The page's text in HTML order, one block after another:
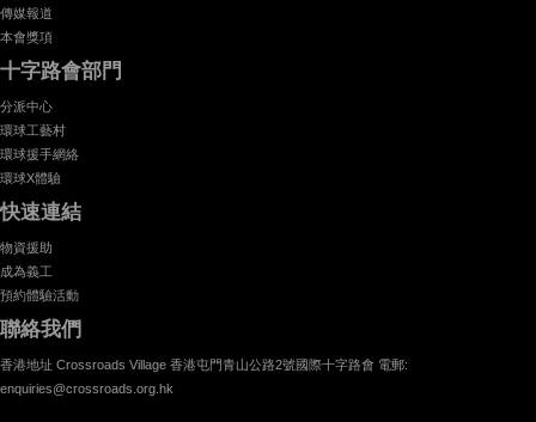
傳媒報道
本會獎項
十字路會部門
分派中心
環球工藝村
環球援手網絡
環球X體驗
快速連結
物資援助
成為義工
預約體驗活動
聯絡我們
香港地址 Crossroads Village 香港屯門青山公路2號國際十字路會 電郵:
enquiries@crossroads.org.hk